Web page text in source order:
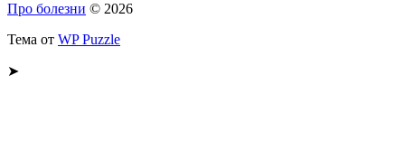
Про болезни © 2026
Тема от WP Puzzle
➤